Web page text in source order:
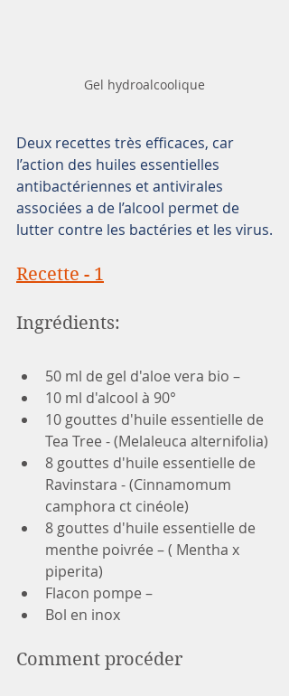
Gel hydroalcoolique
Deux recettes très efficaces, car
l’action des huiles essentielles
antibactériennes et antivirales
associées a de l’alcool permet de
lutter contre les bactéries et les virus.
Recette - 1
Ingrédients:
50 ml de gel d'aloe vera bio –
10 ml d'alcool à 90°
10 gouttes d'huile essentielle de
Tea Tree - (Melaleuca alternifolia)
8 gouttes d'huile essentielle de
Ravinstara - (Cinnamomum
camphora ct cinéole)
8 gouttes d'huile essentielle de
menthe poivrée – ( Mentha x
piperita)
Flacon pompe –
Bol en inox
Comment procéder